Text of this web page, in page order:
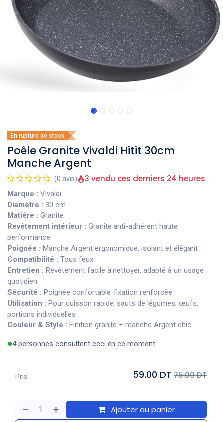
En rupture de stock
Poêle Granite Vivaldi Hitit 30cm
Manche Argent
(0 avis) 3 vendu ces derniers 24 heures
Marque : Vivaldi
Diamètre : 30 cm
Matiére : Granite
Revêtement intérieur : Granite anti-adhérent haute
performance
Poignée : Manche Argent ergonomique, isolant et élégant
Compatibilité : Tous feux
Entretien : Revêtement facile à nettoyer, adapté à un usage
quotidien
Sécurité : Poignée confortable, fixation renforcée
Utilisation : Pour cuisson rapide, sauts de légumes, œufs,
portions individuelles
Couleur & Style : Finition granite + manche Argent chic
4 personnes consultent ceci en ce moment
Ajouter au panier
Prix 59.00 DT 75.00 DT